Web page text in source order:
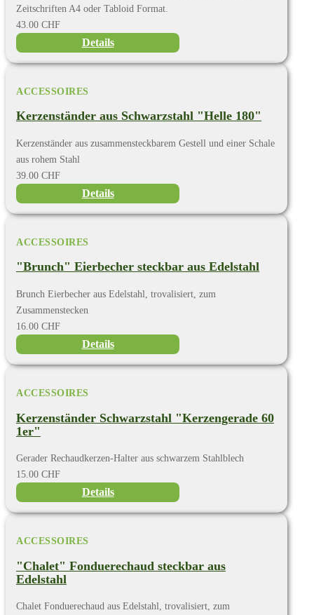
Zeitschriften A4 oder Tabloid Format.
43.00 CHF
Details
ACCESSOIRES
Kerzenständer aus Schwarzstahl "Helle 180"
Kerzenständer aus zusammensteckbarem Gestell und einer Schale
aus rohem Stahl
39.00 CHF
Details
ACCESSOIRES
"Brunch" Eierbecher steckbar aus Edelstahl
Brunch Eierbecher aus Edelstahl, trovalisiert, zum
Zusammenstecken
16.00 CHF
Details
ACCESSOIRES
Kerzenständer Schwarzstahl "Kerzengerade 60
1er"
Gerader Rechaudkerzen-Halter aus schwarzem Stahlblech
15.00 CHF
Details
ACCESSOIRES
"Chalet" Fonduerechaud steckbar aus
Edelstahl
Chalet Fonduerechaud aus Edelstahl, trovalisiert, zum